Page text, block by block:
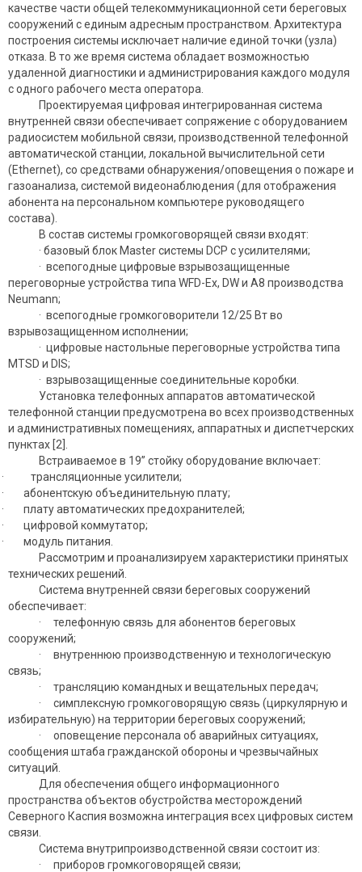
качестве части общей телекоммуникационной сети береговых
сооружений с единым адресным пространством. Архитектура
построения системы исключает наличие единой точки (узла)
отказа. В то же время система обладает возможностью
удаленной диагностики и администрирования каждого модуля
с одного рабочего места оператора.
Проектируемая цифровая интегрированная система
внутренней связи обеспечивает сопряжение с оборудованием
радиосистем мобильной связи, производственной телефонной
автоматической станции, локальной вычислительной сети
(Ethernet), со средствами обнаружения/оповещения о пожаре и
газоанализа, системой видеонаблюдения (для отображения
абонента на персональном компьютере руководящего
состава).
В состав системы громкоговорящей связи входят:
· базовый блок Master системы DCP с усилителями;
· всепогодные цифровые взрывозащищенные
переговорные устройства типа WFD-Ex, DW и A8 производства
Neumann;
· всепогодные громкоговорители 12/25 Вт во
взрывозащищенном исполнении;
· цифровые настольные переговорные устройства типа
MTSD и DIS;
· взрывозащищенные соединительные коробки.
Установка телефонных аппаратов автоматической
телефонной станции предусмотрена во всех производственных
и административных помещениях, аппаратных и диспетчерских
пунктах [2].
Встраиваемое в 19” стойку оборудование включает:
· трансляционные усилители;
· абонентскую объединительную плату;
· плату автоматических предохранителей;
· цифровой коммутатор;
· модуль питания.
Рассмотрим и проанализируем характеристики принятых
технических решений.
Система внутренней связи береговых сооружений
обеспечивает:
· телефонную связь для абонентов береговых
сооружений;
· внутреннюю производственную и технологическую
связь;
· трансляцию командных и вещательных передач;
· симплексную громкоговорящую связь (циркулярную и
избирательную) на территории береговых сооружений;
· оповещение персонала об аварийных ситуациях,
сообщения штаба гражданской обороны и чрезвычайных
ситуаций.
Для обеспечения общего информационного
пространства объектов обустройства месторождений
Северного Каспия возможна интеграция всех цифровых систем
связи.
Система внутрипроизводственной связи состоит из:
· приборов громкоговорящей связи;